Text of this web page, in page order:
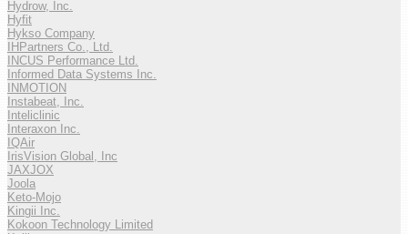
Hydrow, Inc.
Hyfit
Hykso Company
IHPartners Co., Ltd.
INCUS Performance Ltd.
Informed Data Systems Inc.
INMOTION
Instabeat, Inc.
Inteliclinic
Interaxon Inc.
IQAir
IrisVision Global, Inc
JAXJOX
Joola
Keto-Mojo
Kingii Inc.
Kokoon Technology Limited